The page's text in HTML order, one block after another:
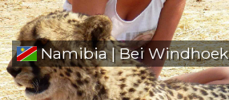
Namibia | Bei Windhoek